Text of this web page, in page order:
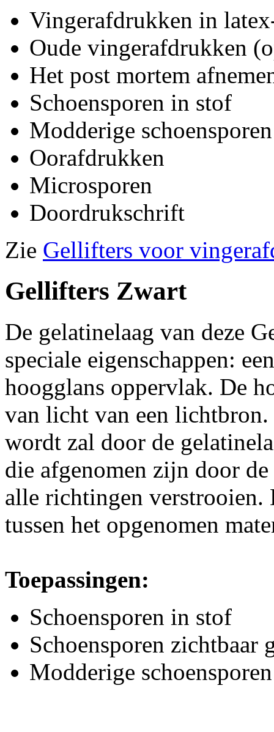
Vingerafdrukken in
Oude vingerafdrukken
Het post mortem
Schoensporen in stof
Modderige
Oorafdrukken
Microsporen
Doordrukschrift
Zie Gellifters voor
Gellifters Zwart
De gelatinelaag van deze
speciale eigenschappen:
hoogglans oppervlak. De
van licht van een
wordt zal door de
die afgenomen zijn door
alle richtingen verstrooien.
tussen het opgenomen
Toepassingen:
Schoensporen in stof
Schoensporen zichtbaar
Modderige